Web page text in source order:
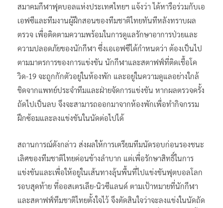
สมาคมกีฬาฟุตบอลแห่งประเทศไทยฯ แจ้งว่า ได้หารือร่วมกับเอ
เอฟซีและทีมงานผู้ฝึกสอนของทีมชาติไทยทันทีหลังทราบผล
ตรวจ เพื่อติดตามความพร้อมในการดูแลรักษาอาการป่วยและ
ความปลอดภัยของนักกีฬา ซึ่งเอเอฟซีได้กำหนดว่า ต้องเป็นไป
ตามมาตรการของการแข่งขัน นักกีฬาและสตาฟฟ์ที่ติดเชื้อโค
วิด-19 จะถูกกักตัวอยู่ในห้องพัก และอยู่ในความดูแลอย่างใกล้
ชิดจากแพทย์ประจำทีมและฝ่ายจัดการแข่งขัน หากผลตรวจครั้ง
ถัดไปเป็นลบ จึงจะสามารถออกมาจากห้องพักเพื่อทำกิจกรรม
ฝึกซ้อมและลงแข่งขันในนัดต่อไปได้
สถานการณ์ดังกล่าว ส่งผลให้การเตรียมทีมนัดรอบก่อนรองชนะ
เลิศของทีมชาติไทยค่อนข้างลำบาก แต่เพื่อรักษาสิทธิ์ในการ
แข่งขันและเพื่อให้อยู่ในเส้นทางลุ้นพื้นที่ไปแข่งขันฟุตบอลโลก
รอบสุดท้าย ที่ออสเตรเลีย-นิวซีแลนด์ ตามเป้าหมายที่นักกีฬา
และสตาฟฟ์ทีมชาติไทยตั้งใจไว้ จึงตัดสินใจว่าจะลงแข่งในนัดถัด